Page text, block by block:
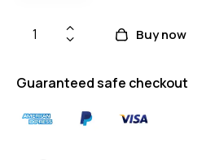
Buy now
Guaranteed safe checkout